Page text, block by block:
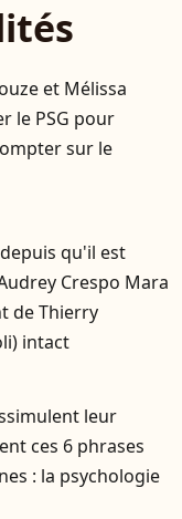
et Mélissa
le PSG pour
sur le
qu'il est
Crespo Mara
de Thierry
intact
leur
ces 6 phrases
: la psychologie